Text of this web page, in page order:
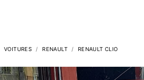
VOITURES RENAULT RENAULT CLIO